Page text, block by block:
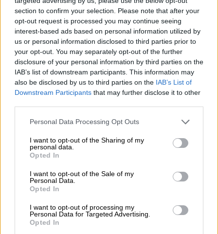
section to confirm your selection. Please note that after your
opt-out request is processed you may continue seeing
interest-based ads based on personal information utilized by
us or personal information disclosed to third parties prior to
your opt-out. You may separately opt-out of the further
disclosure of your personal information by third parties on the
IAB’s list of downstream participants. This information may
also be disclosed by us to third parties on the IAB’s List of
Downstream Participants that may further disclose it to other
Please note that this website/app uses one or more Google
not limited to your visit or usage behaviour. You may click to
grant or deny consent to Google and its third-party tags to
use your data for below specified purposes in below Google
consent section.
Personal Data Processing Opt Outs
I want to opt-out of the Sharing of my
personal data.
Opted In
I want to opt-out of the Sale of my
Personal Data.
Opted In
I want to opt-out of processing my
Personal Data for Targeted Advertising.
Opted In
του από τη μουσική
Μετά από σχεδόν 50 χρόνια πορείας στη
μουσική βιομηχανία
Μουσική|07.11.2019 16:24
Festival